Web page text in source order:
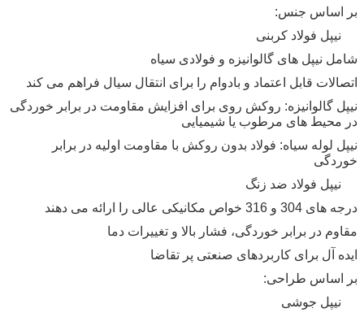
بر اساس جنس:
نیپل فولاد کربنی
شامل نیپل های گالوانیزه و فولادی سیاه
اتصالات قابل اعتماد و بادوام را برای انتقال سیال فراهم می کند
نیپل گالوانیزه: روکش روی برای افزایش مقاومت در برابر خوردگی
در محیط های مرطوب یا شیمیایی
نیپل لوله سیاه: فولاد بدون روکش با مقاومت اولیه در برابر
خوردگی
نیپل فولاد ضد زنگ
درجه های 304 و 316 خواص مکانیکی عالی را ارائه می دهند
مقاوم در برابر خوردگی، فشار بالا و تغییرات دما
ایده آل برای کاربردهای صنعتی پر تقاضا
بر اساس طراحی:
نیپل جوشی